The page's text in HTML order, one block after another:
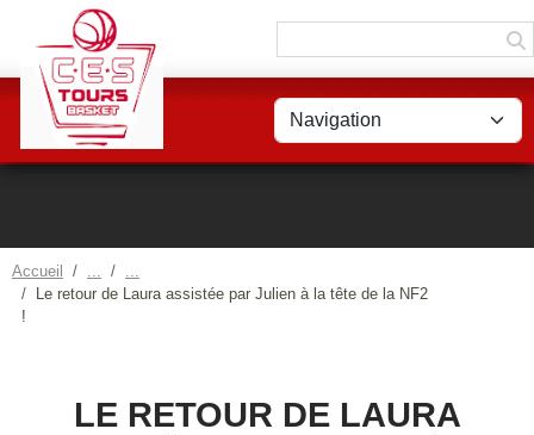
Accueil
Le retour de Laura assistée par Julien à la tête de la NF2
!
LE RETOUR DE LAURA
Panneau de gestion des cookies